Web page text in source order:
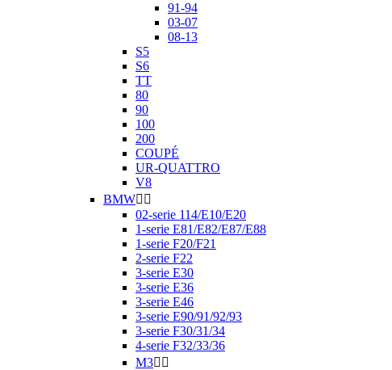
91-94
03-07
08-13
S5
S6
TT
80
90
100
200
COUPÉ
UR-QUATTRO
V8
BMW 
02-serie 114/E10/E20
1-serie E81/E82/E87/E88
1-serie F20/F21
2-serie F22
3-serie E30
3-serie E36
3-serie E46
3-serie E90/91/92/93
3-serie F30/31/34
4-serie F32/33/36
M3 